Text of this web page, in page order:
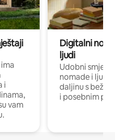
i
vam
Digitalni
ljudi
Udobni
nomade i ljude
daljinu s
i posebnim